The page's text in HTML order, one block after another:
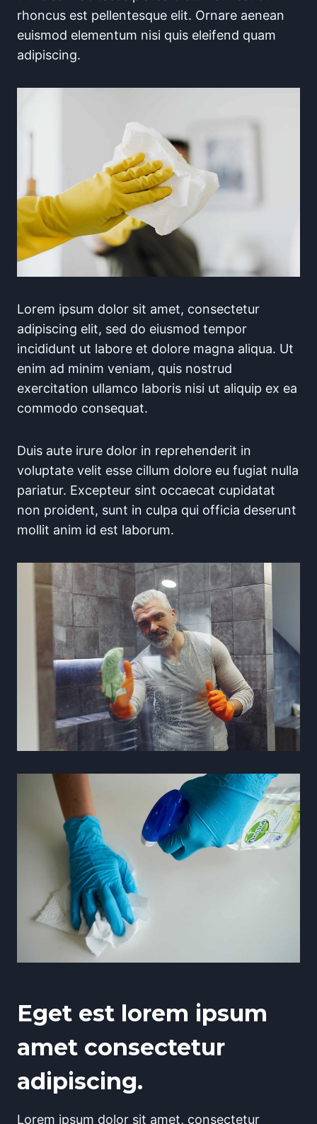
rhoncus est pellentesque elit. Ornare aenean
euismod elementum nisi quis eleifend quam
adipiscing.
Lorem ipsum dolor sit amet, consectetur
adipiscing elit, sed do eiusmod tempor
incididunt ut labore et dolore magna aliqua. Ut
enim ad minim veniam, quis nostrud
exercitation ullamco laboris nisi ut aliquip ex ea
commodo consequat.
Duis aute irure dolor in reprehenderit in
voluptate velit esse cillum dolore eu fugiat nulla
pariatur. Excepteur sint occaecat cupidatat
non proident, sunt in culpa qui officia deserunt
mollit anim id est laborum.
Eget est lorem ipsum
amet consectetur
adipiscing.
Lorem ipsum dolor sit amet, consectetur